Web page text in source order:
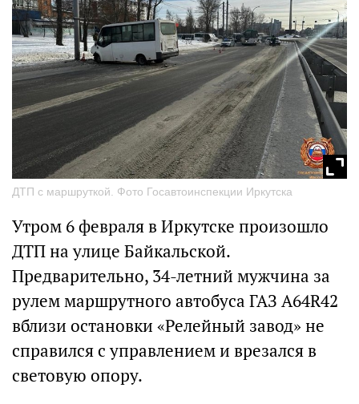
ДТП с маршруткой. Фото Госавтоинспекции Иркутска
Утром 6 февраля в Иркутске произошло
ДТП на улице Байкальской.
Предварительно, 34-летний мужчина за
рулем маршрутного автобуса ГАЗ А64R42
вблизи остановки «Релейный завод» не
справился с управлением и врезался в
световую опору.